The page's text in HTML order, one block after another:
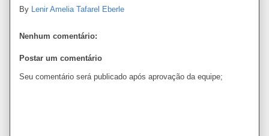
By Lenir Amelia Tafarel Eberle
Nenhum comentário:
Postar um comentário
Seu comentário será publicado após aprovação da equipe;